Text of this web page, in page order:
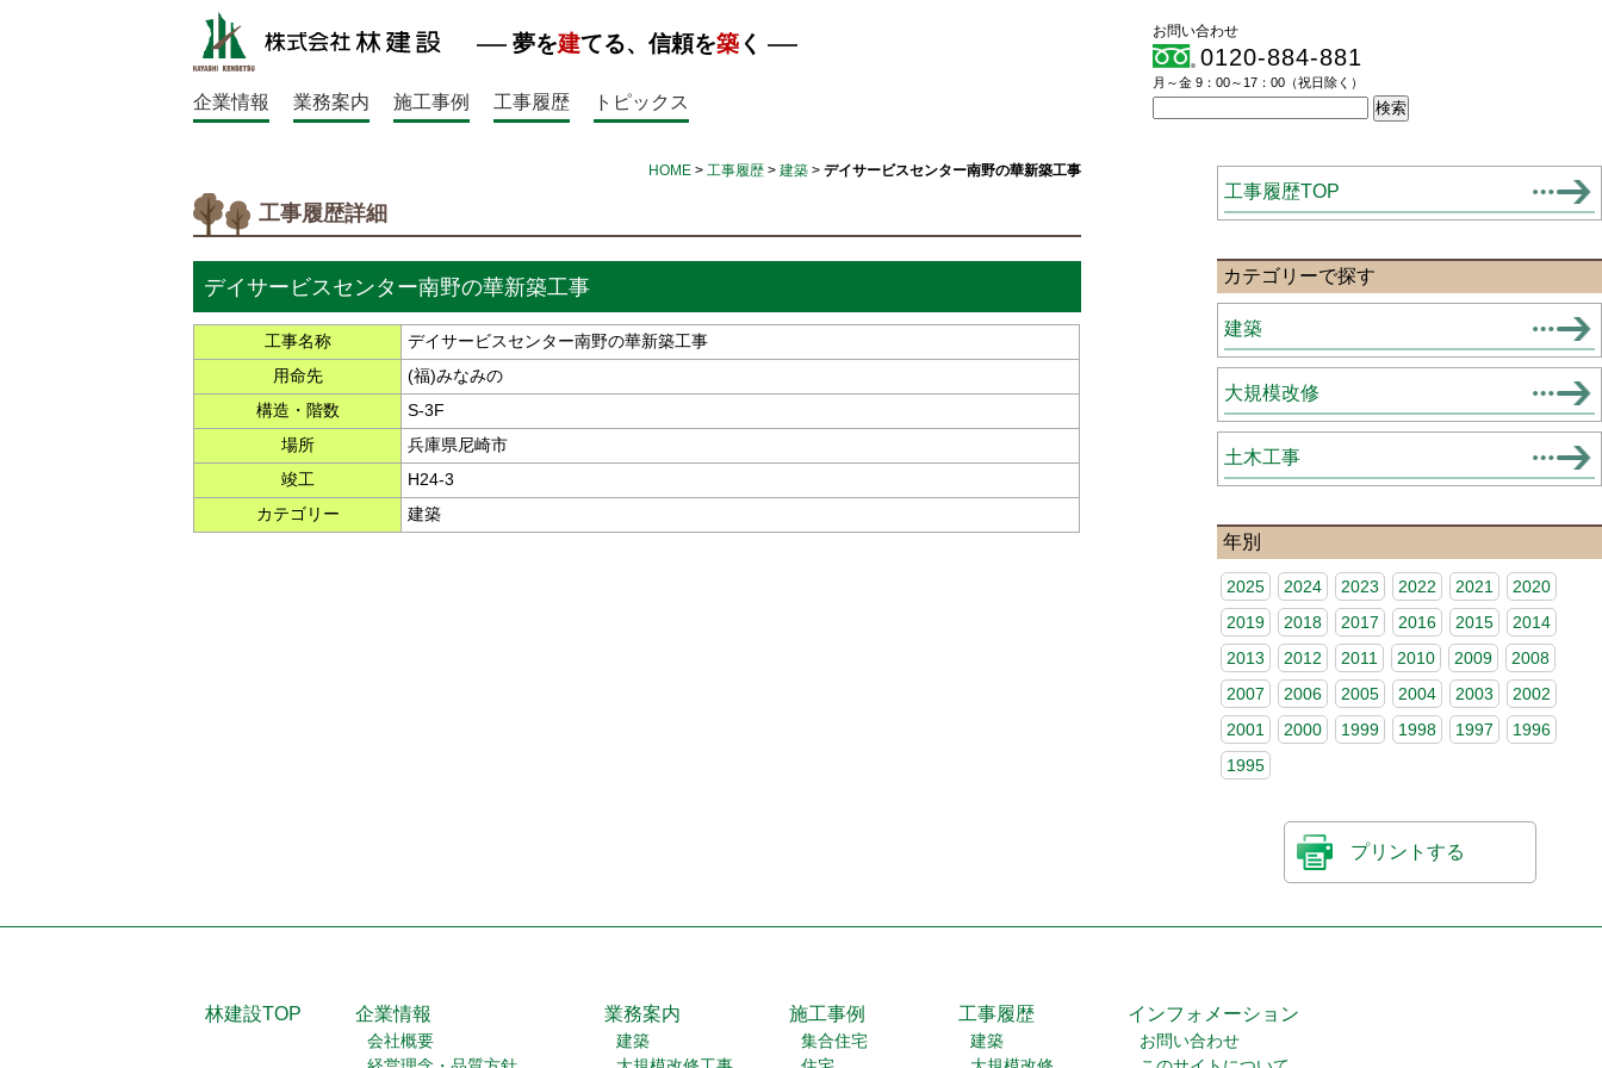
夢を建てる、信頼を築 く
企業情報 業務案内 施工事例 工事履歴 トピックス
お問い合わせ
0120-884-881
月～金 9：00～17：00（祝日除く）
HOME> 工事履歴> 建築> デイサービスセンター南野の華新築工事
工事履歴詳細
デイサービスセンター南野の華新築工事
工事名称
デイサービスセンター南野の華新築工事
用命先
(福)みなみの
構造・階数
S-3F
場所
兵庫県尼崎市
竣工
H24-3
カテゴリー
建築
工事履歴TOP
カテゴリーで探す
建築
大規模改修
土木工事
年別
2025 2024 2023 2022 2021
2020
2019
2018 2017 2016 2015
2014
2013
2012 2011 2010 2009
2008
2007
2006 2005 2004 2003
2002
2001
2000 1999 1998 1997
1996
1995
プリントする
林建設TOP 企業情報
会社概要
業務案内
建築
施工事例
集合住宅
工事履歴
建築
インフォメーション
お問い合わせ